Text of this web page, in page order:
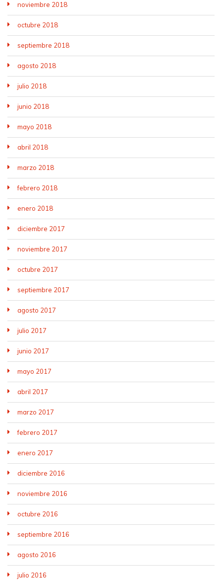
noviembre 2018
octubre 2018
septiembre 2018
agosto 2018
julio 2018
junio 2018
mayo 2018
abril 2018
marzo 2018
febrero 2018
enero 2018
diciembre 2017
noviembre 2017
octubre 2017
septiembre 2017
agosto 2017
julio 2017
junio 2017
mayo 2017
abril 2017
marzo 2017
febrero 2017
enero 2017
diciembre 2016
noviembre 2016
octubre 2016
septiembre 2016
agosto 2016
julio 2016